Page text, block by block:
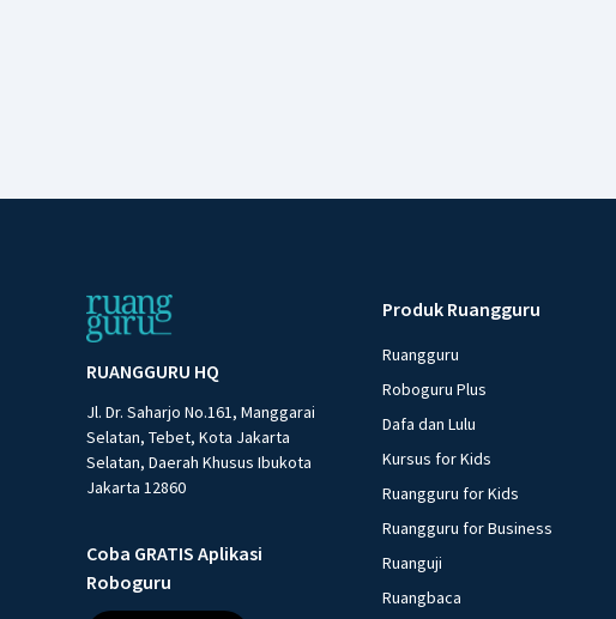
RUANGGURU HQ
Jl. Dr. Saharjo No.161, Manggarai
Selatan, Tebet, Kota Jakarta
Selatan, Daerah Khusus Ibukota
Jakarta 12860
Coba GRATIS Aplikasi
Roboguru
Produk Ruangguru
Ruangguru
Roboguru Plus
Dafa dan Lulu
Kursus for Kids
Ruangguru for Kids
Ruangguru for Business
Ruanguji
Ruangbaca